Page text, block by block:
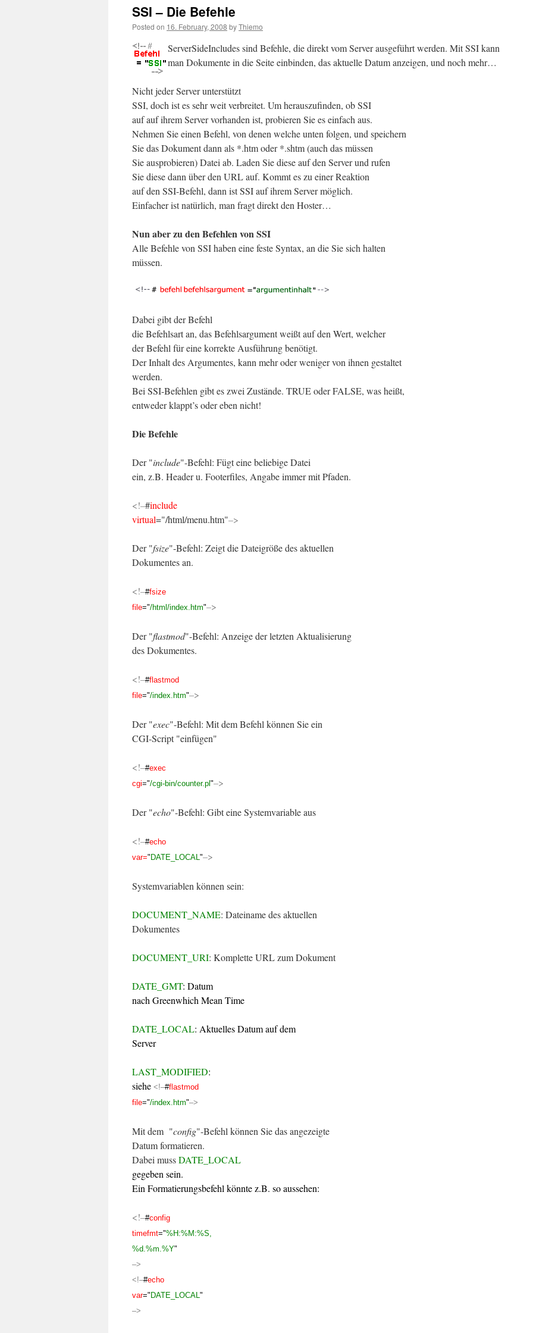
SSI – Die Befehle
Posted on 16. February, 2008 byThiemo
ServerSideIncludes sind Befehle, die direkt vom Server ausgeführt werden. Mit SSI kann
man Dokumente in die Seite einbinden, das aktuelle Datum anzeigen, und noch mehr…
Nicht jeder Server unterstützt
SSI, doch ist es sehr weit verbreitet. Um herauszufinden, ob SSI
auf auf ihrem Server vorhanden ist, probieren Sie es einfach aus.
Nehmen Sie einen Befehl, von denen welche unten folgen, und speichern
Sie das Dokument dann als *.htm oder *.shtm (auch das müssen
Sie ausprobieren) Datei ab. Laden Sie diese auf den Server und rufen
Sie diese dann über den URL auf. Kommt es zu einer Reaktion
auf den SSI-Befehl, dann ist SSI auf ihrem Server möglich.
Einfacher ist natürlich, man fragt direkt den Hoster…
Nun aber zu den Befehlen von SSI
Alle Befehle von SSI haben eine feste Syntax, an die Sie sich halten
müssen.
Dabei gibt der Befehl
die Befehlsart an, das Befehlsargument weißt auf den Wert, welcher
der Befehl für eine korrekte Ausführung benötigt.
Der Inhalt des Argumentes, kann mehr oder weniger von ihnen gestaltet
werden.
Bei SSI-Befehlen gibt es zwei Zustände. TRUE oder FALSE, was heißt,
entweder klappt’s oder eben nicht!
Die Befehle
Der "include"-Befehl: Fügt eine beliebige Datei
ein, z.B. Header u. Footerfiles, Angabe immer mit Pfaden.
<!–#include
virtual="/html/menu.htm"–>
Der "fsize"-Befehl: Zeigt die Dateigröße des aktuellen
Dokumentes an.
<!–#fsize
file="/html/index.htm"–>
Der "flastmod"-Befehl: Anzeige der letzten Aktualisierung
des Dokumentes.
<!–#flastmod
file="/index.htm"–>
Der "exec"-Befehl: Mit dem Befehl können Sie ein
CGI-Script "einfügen"
<!–#exec
cgi="/cgi-bin/counter.pl "–>
Der "echo"-Befehl: Gibt eine Systemvariable aus
<!–#echo
var=" DATE_LOCAL"–>
Systemvariablen können sein:
DOCUMENT_NAME: Dateiname des aktuellen
Dokumentes
DOCUMENT_URI: Komplette URL zum Dokument
DATE_GMT: Datum
nach Greenwhich Mean Time
DATE_LOCAL: Aktuelles Datum auf dem
Server
LAST_MODIFIED:
siehe <!–#flastmod
file="/index.htm"–>
Mit dem "config"-Befehl können Sie das angezeigte
Datum formatieren.
Dabei mussDATE_LOCAL
gegeben sein.
Ein Formatierungsbefehl könnte z.B. so aussehen:
<!–#config
timefmt="%H:%M:%S,
%d.%m.%Y"
–>
<!–#echo
var=" DATE_LOCAL"
–>